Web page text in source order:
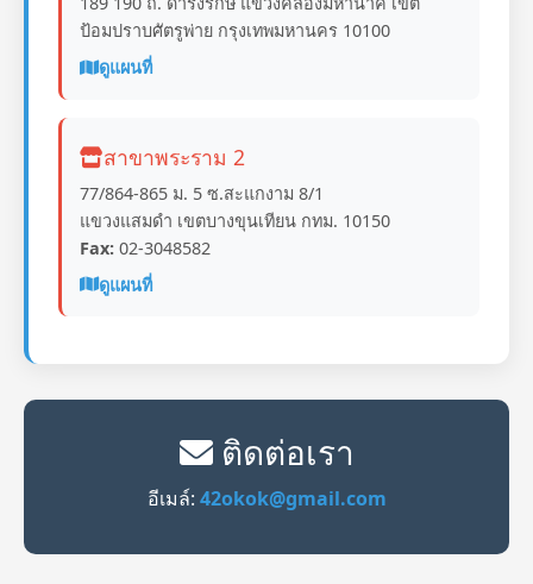
ป้อมปราบศัตรูพ่าย กรุงเทพมหานคร 10100
ดูแผนที่
สาขาพระราม 2
77/864-865 ม. 5 ซ.สะแกงาม 8/1
แขวงแสมดำ เขตบางขุนเทียน กทม. 10150
Fax: 02-3048582
ดูแผนที่
ติดต่อเรา
อีเมล์: 42okok@gmail.com